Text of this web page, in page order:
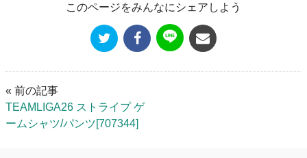
このページをみんなにシェアしよう
« 前の記事
TEAMLIGA26 ストライプ ゲ
ームシャツ/パンツ[707344]